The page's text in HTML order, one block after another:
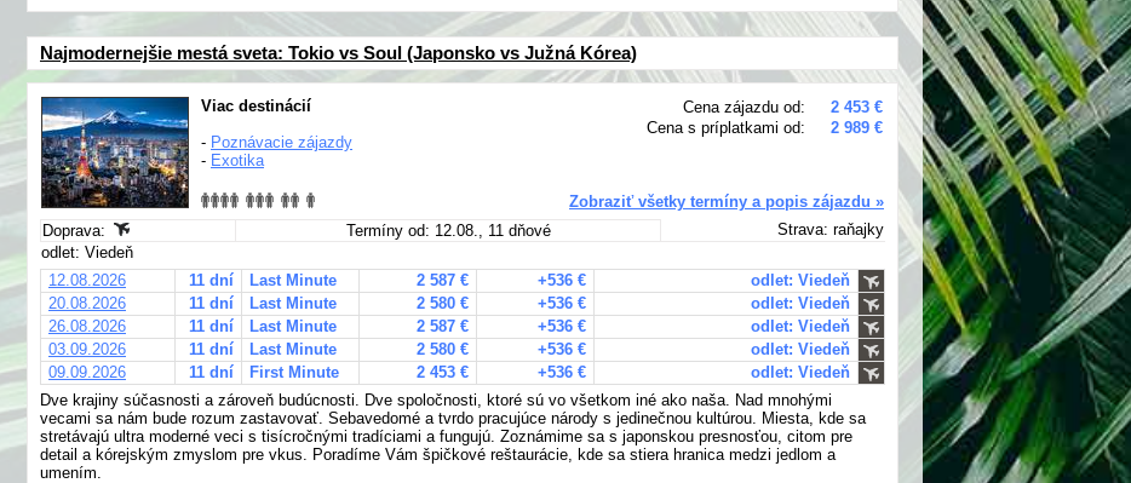
Najmodernejšie mestá sveta: Tokio vs Soul (Japonsko vs Južná Kórea)
Cena zájazdu od:
2 453 €
Cena s príplatkami od:
2 989 €
Viac destinácií
- Poznávacie zájazdy
- Exotika
Zobraziť všetky termíny a popis zájazdu »
Doprava:
Termíny od: 12.08., 11 dňové
Strava: raňajky
odlet: Viedeň
12.08.2026
11 dní Last Minute 2 587 € +536 €
odlet: Viedeň
20.08.2026
11 dní Last Minute 2 580 € +536 €
odlet: Viedeň
26.08.2026
11 dní Last Minute 2 587 € +536 €
odlet: Viedeň
03.09.2026
11 dní Last Minute 2 580 € +536 €
odlet: Viedeň
09.09.2026
11 dní First Minute 2 453 € +536 €
odlet: Viedeň
Dve krajiny súčasnosti a zároveň budúcnosti. Dve spoločnosti, ktoré sú vo všetkom iné ako naša. Nad mnohými
vecami sa nám bude rozum zastavovať. Sebavedomé a tvrdo pracujúce národy s jedinečnou kultúrou. Miesta, kde sa
stretávajú ultra moderné veci s tisícročnými tradíciami a fungujú. Zoznámime sa s japonskou presnosťou, citom pre
detail a kórejským zmyslom pre vkus. Poradíme Vám špičkové reštaurácie, kde sa stiera hranica medzi jedlom a
umením.